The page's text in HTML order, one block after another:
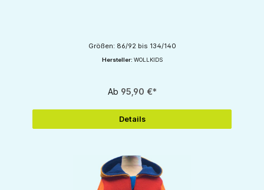
Größen: 86/92 bis 134/140
Hersteller: WOLLKIDS
Ab 95,90 €*
Details